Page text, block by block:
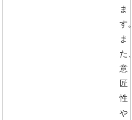
ま
す。
ま
た、
意
匠
性
や